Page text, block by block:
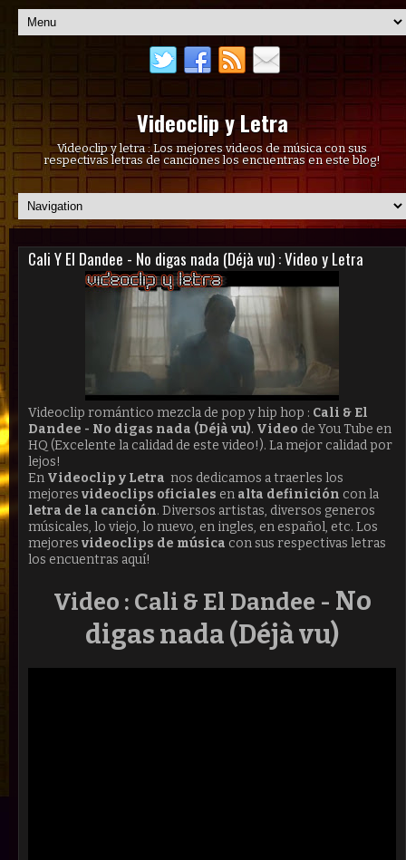
Videoclip y Letra
Videoclip y letra : Los mejores videos de música con sus
respectivas letras de canciones los encuentras en este blog!
Cali Y El Dandee - No digas nada (Déjà vu) : Video y Letra
Videoclip romántico mezcla de pop y hip hop : Cali & El
Dandee - No digas nada (Déjà vu). Video de You Tube en
HQ (Excelente la calidad de este video!). La mejor calidad por
lejos!
En Videoclip y Letra nos dedicamos a traerles los
mejores videoclips oficiales en alta definición con la
letra de la canción. Diversos artistas, diversos generos
músicales, lo viejo, lo nuevo, en ingles, en español, etc. Los
mejores videoclips de música con sus respectivas letras
los encuentras aquí!
Video : Cali & El Dandee - No
digas nada (Déjà vu)